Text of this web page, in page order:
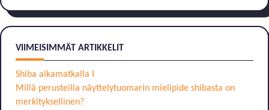
for:
VIIMEISIMMÄT ARTIKKELIT
Shiba aikamatkalla I
Millä perusteilla näyttelytuomarin mielipide shibasta on
merkityksellinen?